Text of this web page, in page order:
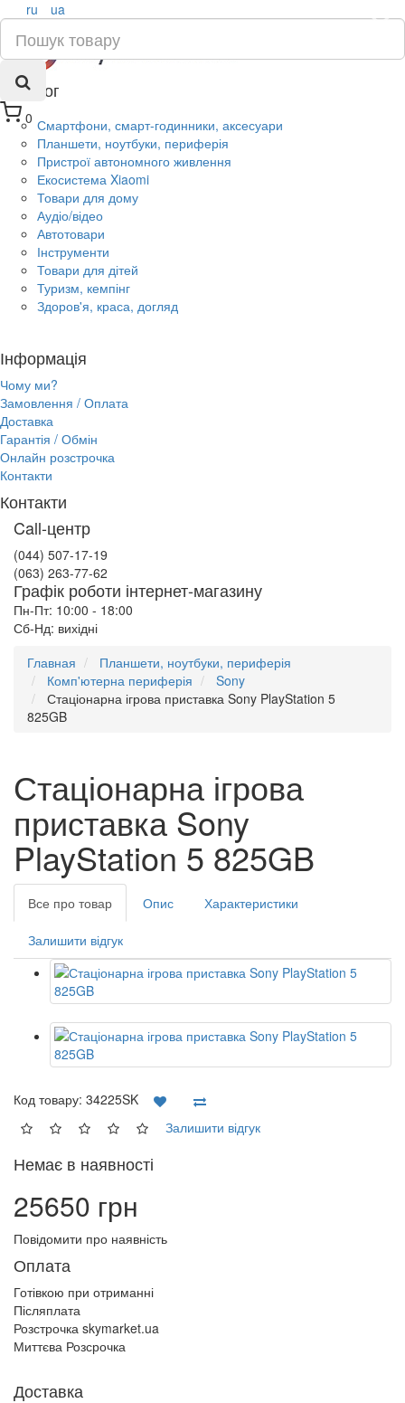
0
×
ru ua
Каталог
Смартфони, смарт-годинники, аксесуари
Планшети, ноутбуки, периферія
Пристрої автономного живлення
Екосистема Xiaomi
Товари для дому
Аудіо/відео
Автотовари
Інструменти
Товари для дітей
Туризм, кемпінг
Здоров'я, краса, догляд
Інформація
Чому ми?
Замовлення / Оплата
Доставка
Гарантія / Обмін
Онлайн розстрочка
Контакти
Контакти
Call-центр
(044) 507-17-19
(063) 263-77-62
Графік роботи інтернет-магазину
Пн-Пт: 10:00 - 18:00
Сб-Нд: вихідні
Главная
Планшети, ноутбуки, периферія
Комп'ютерна периферія
Sony
Стаціонарна ігрова приставка Sony PlayStation 5
825GB
Стаціонарна ігрова
приставка Sony
PlayStation 5 825GB
Все про товар Опис Характеристики
Залишити відгук
Код товару: 34225SK
Залишити відгук
Немає в наявності
25650 грн
Повідомити про наявність
Оплата
Готівкою при отриманні
Післяплата
Розстрочка skymarket.ua
Миттєва Розсрочка
Доставка